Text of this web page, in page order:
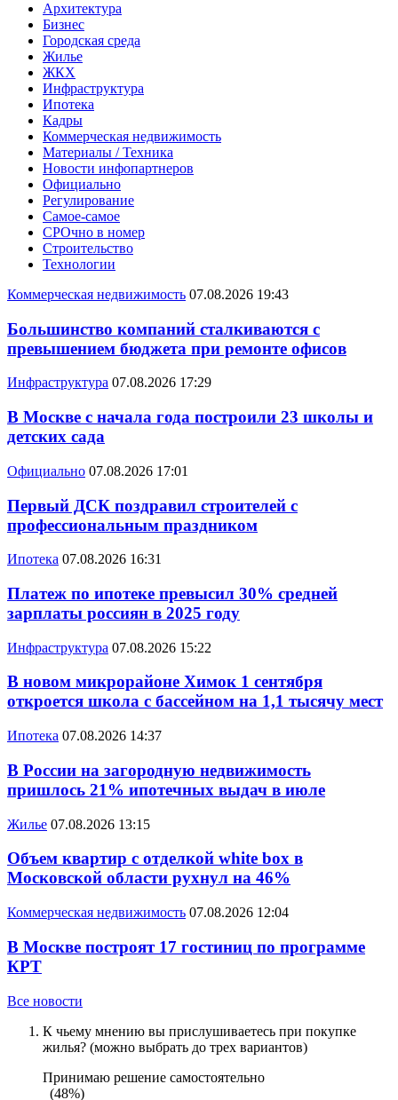
Архитектура
Бизнес
Городская среда
Жилье
ЖКХ
Инфраструктура
Ипотека
Кадры
Коммерческая недвижимость
Материалы / Техника
Новости инфопартнеров
Официально
Регулирование
Самое-самое
СРОчно в номер
Строительство
Технологии
Коммерческая недвижимость 07.08.2026 19:43
Большинство компаний сталкиваются с
превышением бюджета при ремонте офисов
Инфраструктура 07.08.2026 17:29
В Москве с начала года построили 23 школы и
детских сада
Официально 07.08.2026 17:01
Первый ДСК поздравил строителей с
профессиональным праздником
Ипотека 07.08.2026 16:31
Платеж по ипотеке превысил 30% средней
зарплаты россиян в 2025 году
Инфраструктура 07.08.2026 15:22
В новом микрорайоне Химок 1 сентября
откроется школа с бассейном на 1,1 тысячу мест
Ипотека 07.08.2026 14:37
В России на загородную недвижимость
пришлось 21% ипотечных выдач в июле
Жилье 07.08.2026 13:15
Объем квартир с отделкой white box в
Московской области рухнул на 46%
Коммерческая недвижимость 07.08.2026 12:04
В Москве построят 17 гостиниц по программе
КРТ
Все новости
К чьему мнению вы прислушиваетесь при покупке
жилья? (можно выбрать до трех вариантов)
Принимаю решение самостоятельно
(48%)